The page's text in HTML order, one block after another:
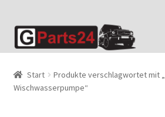
Zur
Navigation
Zum
Inhalt
Start
Produkte verschlagwortet mit
Wischwasserpumpe“